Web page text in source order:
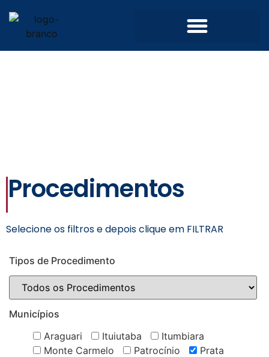
Procedimentos
Selecione os filtros e depois clique em FILTRAR
Tipos de Procedimento
Municípios
Araguari
Ituiutaba
Itumbiara
Monte Carmelo
Patrocínio
Prata